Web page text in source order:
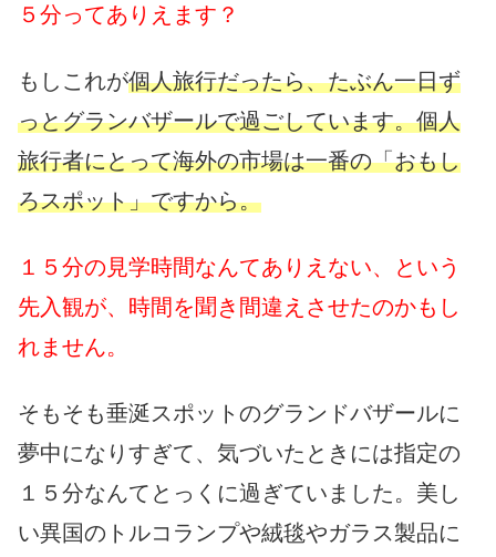
５分ってありえます？
もしこれが個人旅行だったら、たぶん一日ず
っとグランバザールで過ごしています。個人
旅行者にとって海外の市場は一番の「おもし
ろスポット」ですから。
１５分の見学時間なんてありえない、という
先入観が、時間を聞き間違えさせたのかもし
れません。
そもそも垂涎スポットのグランドバザールに
夢中になりすぎて、気づいたときには指定の
１５分なんてとっくに過ぎていました。美し
い異国のトルコランプや絨毯やガラス製品に